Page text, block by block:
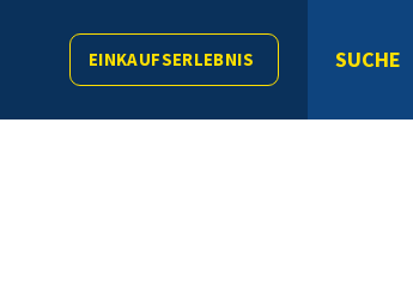
EINKAUFSERLEBNIS SUCHE